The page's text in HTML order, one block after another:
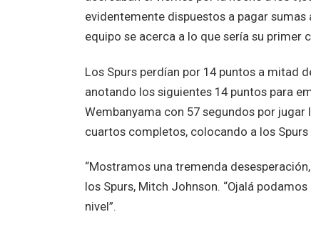
evidentemente dispuestos a pagar
equipo se acerca a lo que sería su primer
Los Spurs perdían por 14 puntos a mitad
anotando los siguientes 14 puntos para
Wembanyama con 57 segundos por
cuartos completos, colocando a los Spurs
“Mostramos una tremenda
los Spurs, Mitch Johnson. “Ojalá
nivel”.